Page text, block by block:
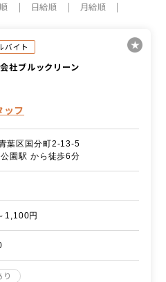
日給順 月給順
バイト
社ブルックリーン
ッフ
葉区国分町2-13-5
園駅 から徒歩6分
1,100円
り